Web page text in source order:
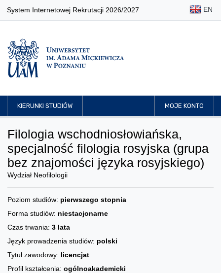
System Internetowej Rekrutacji 2026/2027 EN
KIERUNKI STUDIÓW MOJE KONTO
Filologia wschodniosłowiańska,
specjalność filologia rosyjska (grupa
bez znajomości języka rosyjskiego)
Wydział Neofilologii
Poziom studiów: pierwszego stopnia
Forma studiów: niestacjonarne
Czas trwania: 3 lata
Język prowadzenia studiów: polski
Tytuł zawodowy: licencjat
Profil kształcenia: ogólnoakademicki